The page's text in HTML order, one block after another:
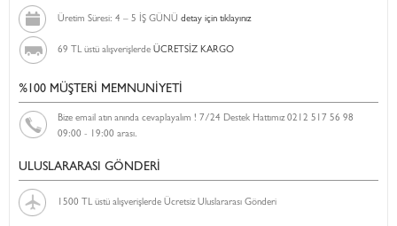
Üretim Süresi: 4 – 5 İŞ GÜNÜ detay için tıklayınız
69 TL üstü alışverişlerde ÜCRETSİZ KARGO
%100 MÜŞTERİ MEMNUNİYETİ
Bize email atın anında cevaplayalım ! 7/24 Destek Hattımız 0212 517 56 98
09:00 - 19:00 arası.
ULUSLARARASI GÖNDERİ
1500 TL üstü alışverişlerde Ücretsiz Uluslararası Gönderi